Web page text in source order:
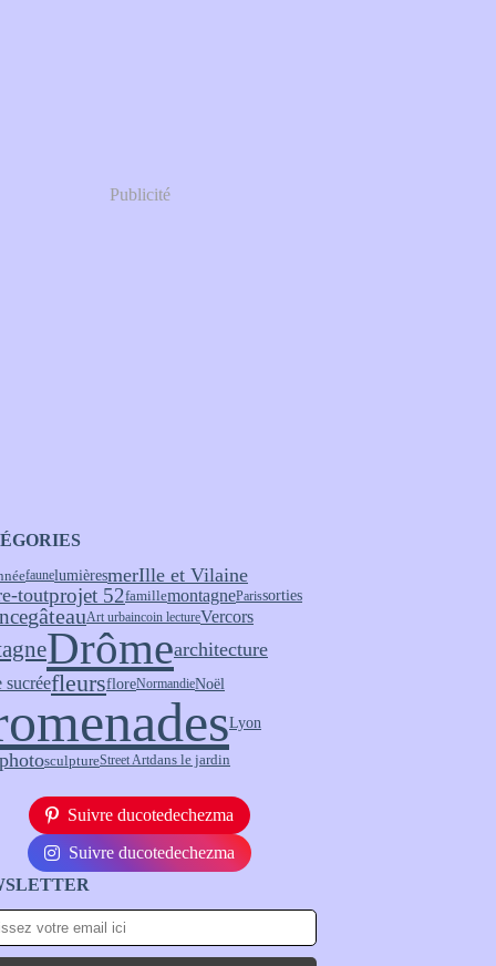
Publicité
faunelumièresmerIlle et Vilaine
toutprojet 52famillemontagneParissorties
gâteauArt urbaincoin lectureVercors
Drômearchitecture
sucréefleursfloreNormandieNoël
Lyon
sculptureStreet Artdans le jardin
Suivre ducotedechezma
Suivre ducotedechezma